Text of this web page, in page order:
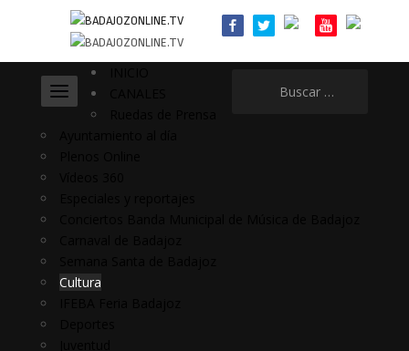
Cultura